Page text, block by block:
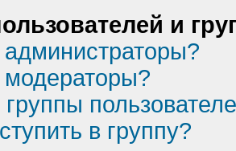
и
администраторы?
модераторы?
группы
в группу?